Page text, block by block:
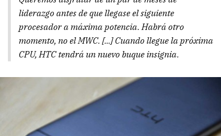
liderazgo antes de que llegase el siguiente
procesador a máxima potencia. Habrá otro
momento, no el MWC. [...] Cuando llegue la próxima
CPU, HTC tendrá un nuevo buque insignia.